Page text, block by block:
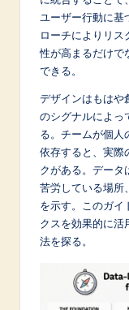
L
in
A
ユーザー行動に基
ローチによりリ
性が高まるだけで
できる。
デザインはもはや
のシグナルによっ
る。チームが個人
依存すると、実際
クがある。データ
苦労している場所
を示す。このガイ
クスを効果的に活
法を探る。